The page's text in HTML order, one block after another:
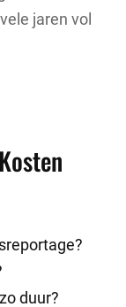
jaren vol
duur?